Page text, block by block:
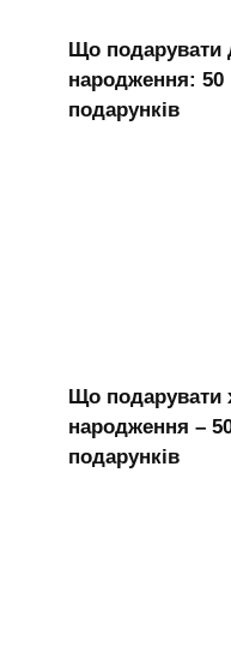
Що подарувати
народження: 50
подарунків
Що подарувати
народження –
подарунків